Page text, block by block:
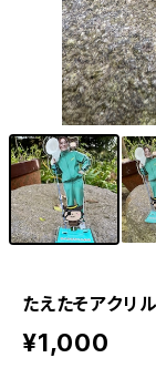
たえたそアクリ
¥1,000